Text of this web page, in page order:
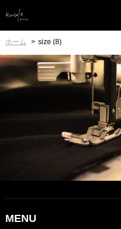
ホーム size (8)
MENU